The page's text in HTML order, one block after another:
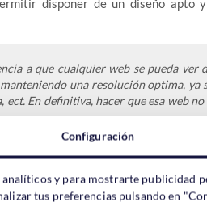
disponer de un diseño apto
a que cualquier web se pueda
una resolución optima, ya
En definitiva, hacer que esa web no
o a Medias
Configuración
y para mostrarte publicidad
tus preferencias pulsando en